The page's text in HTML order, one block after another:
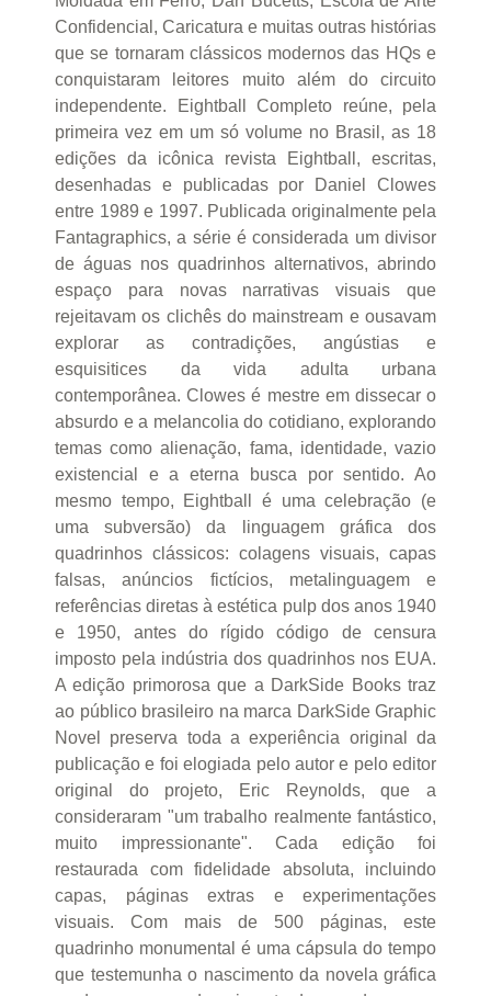
Confidencial, Caricatura e muitas outras histórias
que se tornaram clássicos modernos das HQs e
conquistaram leitores muito além do circuito
independente. Eightball Completo reúne, pela
primeira vez em um só volume no Brasil, as 18
edições da icônica revista Eightball, escritas,
desenhadas e publicadas por Daniel Clowes
entre 1989 e 1997. Publicada originalmente pela
Fantagraphics, a série é considerada um divisor
de águas nos quadrinhos alternativos, abrindo
espaço para novas narrativas visuais que
rejeitavam os clichês do mainstream e ousavam
explorar as contradições, angústias e
esquisitices da vida adulta urbana
contemporânea. Clowes é mestre em dissecar o
absurdo e a melancolia do cotidiano, explorando
temas como alienação, fama, identidade, vazio
existencial e a eterna busca por sentido. Ao
mesmo tempo, Eightball é uma celebração (e
uma subversão) da linguagem gráfica dos
quadrinhos clássicos: colagens visuais, capas
falsas, anúncios fictícios, metalinguagem e
referências diretas à estética pulp dos anos 1940
e 1950, antes do rígido código de censura
imposto pela indústria dos quadrinhos nos EUA.
A edição primorosa que a DarkSide Books traz
ao público brasileiro na marca DarkSide Graphic
Novel preserva toda a experiência original da
publicação e foi elogiada pelo autor e pelo editor
original do projeto, Eric Reynolds, que a
consideraram "um trabalho realmente fantástico,
muito impressionante". Cada edição foi
restaurada com fidelidade absoluta, incluindo
capas, páginas extras e experimentações
visuais. Com mais de 500 páginas, este
quadrinho monumental é uma cápsula do tempo
que testemunha o nascimento da novela gráfica